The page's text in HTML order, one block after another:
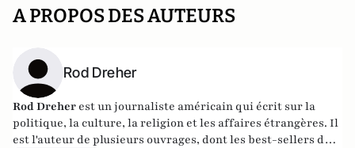
A PROPOS DES AUTEURS
Rod Dreher
Rod Dreher est un journaliste américain qui écrit sur la
politique, la culture, la religion et les affaires étrangères. Il
est l'auteur de plusieurs ouvrages, dont les best-sellers du